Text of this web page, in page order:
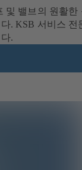
및 밸브의 원활한
. KSB 서비스 전
.